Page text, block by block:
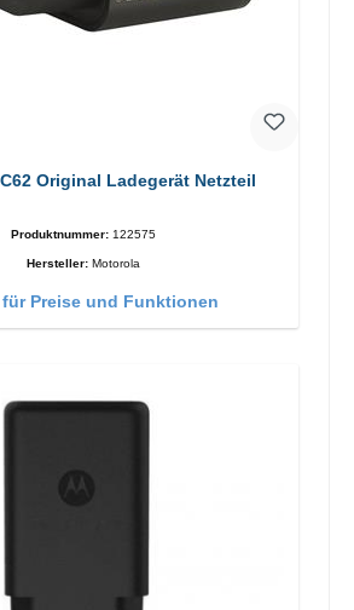
Original Ladegerät Netzteil
Produktnummer: 122575
Hersteller: Motorola
Preise und Funktionen